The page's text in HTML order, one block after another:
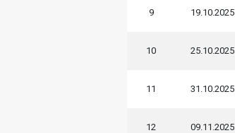
9 19.10.2025
10 25.10.2025
11 31.10.2025
12 09.11.2025